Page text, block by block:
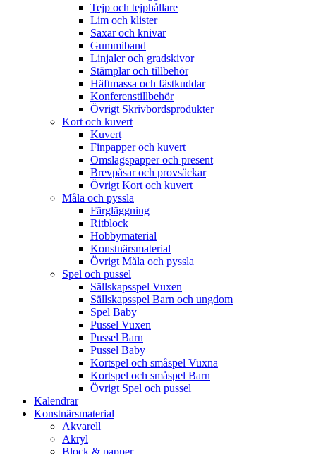
Tejp och tejphållare
Lim och klister
Saxar och knivar
Gummiband
Linjaler och gradskivor
Stämplar och tillbehör
Häftmassa och fästkuddar
Konferenstillbehör
Övrigt Skrivbordsprodukter
Kort och kuvert
Kuvert
Finpapper och kuvert
Omslagspapper och present
Brevpåsar och provsäckar
Övrigt Kort och kuvert
Måla och pyssla
Färgläggning
Ritblock
Hobbymaterial
Konstnärsmaterial
Övrigt Måla och pyssla
Spel och pussel
Sällskapsspel Vuxen
Sällskapsspel Barn och ungdom
Spel Baby
Pussel Vuxen
Pussel Barn
Pussel Baby
Kortspel och småspel Vuxna
Kortspel och småspel Barn
Övrigt Spel och pussel
Kalendrar
Konstnärsmaterial
Akvarell
Akryl
Block & papper